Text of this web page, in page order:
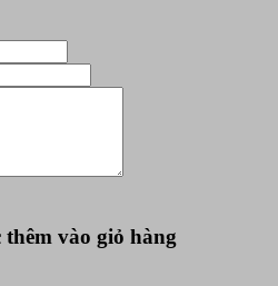
vào giỏ hàng